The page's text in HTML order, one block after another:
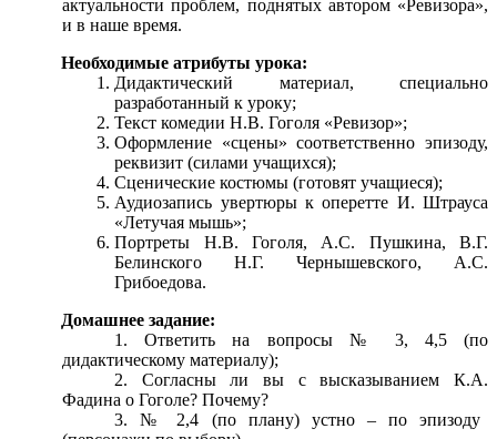
актуальности проблем, поднятых автором «Ревизора»,
и в наше время.
Необходимые атрибуты урока:
Дидактический материал, специально
разработанный к уроку;
Текст комедии Н.В. Гоголя «Ревизор»;
Оформление «сцены» соответственно эпизоду,
реквизит (силами учащихся);
Сценические костюмы (готовят учащиеся);
Аудиозапись увертюры к оперетте И. Штрауса
«Летучая мышь»;
Портреты Н.В. Гоголя, А.С. Пушкина, В.Г.
Белинского Н.Г. Чернышевского, А.С.
Грибоедова.
Домашнее задание:
Ответить на вопросы № 3, 4,5 (по
дидактическому материалу);
Согласны ли вы с высказыванием К.А.
Фадина о Гоголе? Почему?
№ 2,4 (по плану) устно – по эпизоду